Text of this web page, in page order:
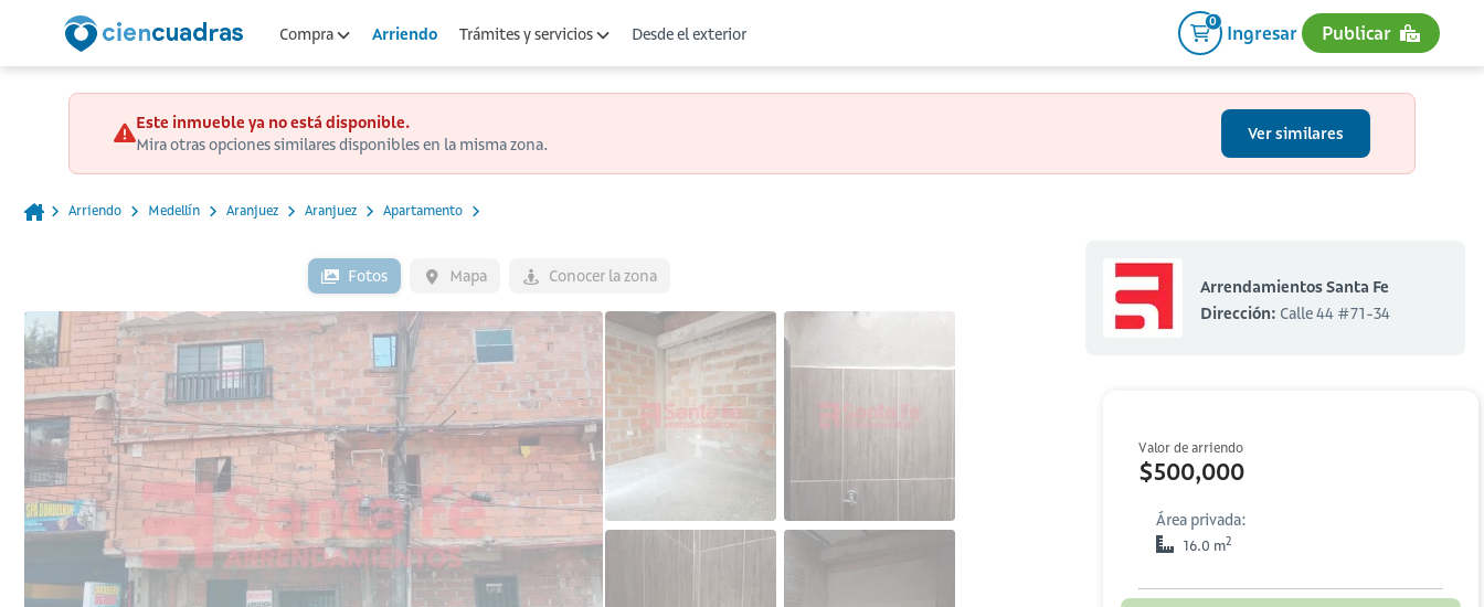
Compra Arriendo Trámites y servicios Desde el exterior
0
Ingresar Publicar
Este inmueble ya no está disponible.
Mira otras opciones similares disponibles en la misma zona.
Ver similares
Arriendo Medellín Aranjuez Aranjuez Apartamento
Fotos Mapa Conocer la zona
Arrendamientos Santa Fe
Dirección: Calle 44 #71-34
Valor de arriendo
$500,000
Área privada:
16.0 m2